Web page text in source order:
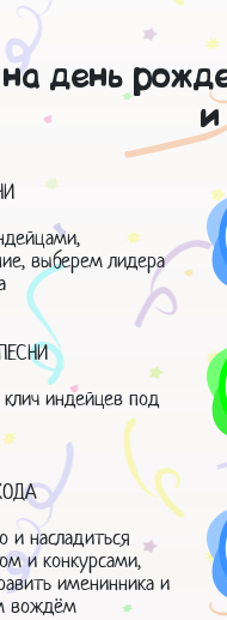
день
и
выберем лидера
индейцев под
и насладиться
и конкурсами,
именинника и
вождём